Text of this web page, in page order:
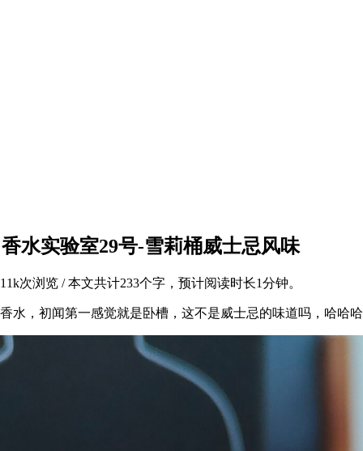
水实验室29号-雪莉桶威士忌风味
次浏览 /本文共计233个字，预计阅读时长1分钟。
水，初闻第一感觉就是卧槽，这不是威士忌的味道吗，哈哈哈